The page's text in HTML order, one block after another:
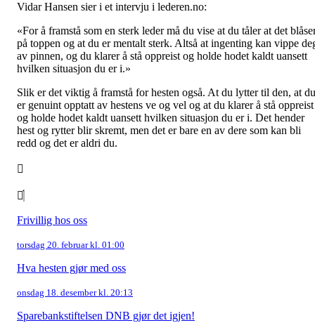
Vidar Hansen sier i et intervju i lederen.no:
«For å framstå som en sterk leder må du vise at du tåler at det
på toppen og at du er mentalt sterk. Altså at ingenting kan vippe
av pinnen, og du klarer å stå oppreist og holde hodet kaldt uansett
hvilken situasjon du er i.»
Slik er det viktig å framstå for hesten også. At du lytter til den, at du
er genuint opptatt av hestens ve og vel og at du klarer å stå oppreist
og holde hodet kaldt uansett hvilken situasjon du er i. Det hender
hest og rytter blir skremt, men det er bare en av dere som kan bli
redd og det er aldri du.
Frivillig hos oss
torsdag 20. februar kl. 01:00
Hva hesten gjør med oss
onsdag 18. desember kl. 20:13
Sparebankstiftelsen DNB gjør det igjen!